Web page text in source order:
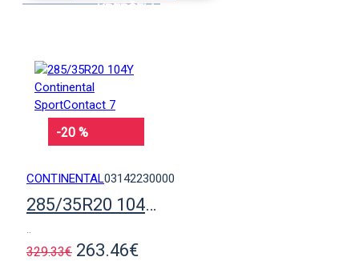
KREPŠELĮ
-20 %
CONTINENTAL03142230000
285/35R20 104Y Continental SportContact 7
..
329.33€ 263.46€